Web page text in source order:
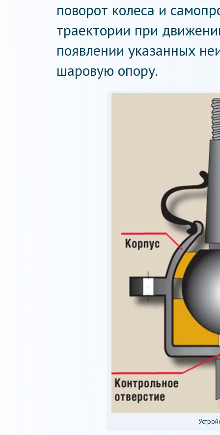
поворот колеса и
траектории при
появлении указанных
шаровую опору.